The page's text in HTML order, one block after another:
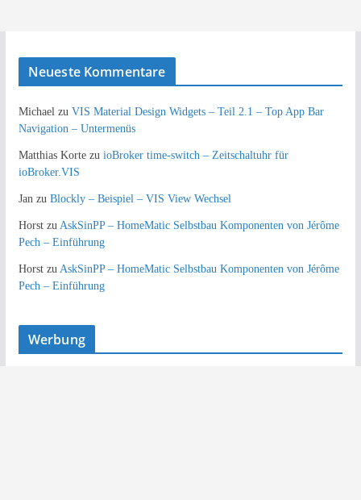
Neueste Kommentare
Michaelzu VIS Material Design Widgets – Teil 2.1 – Top App Bar
Navigation – Untermenüs
Matthias Kortezu ioBroker time-switch – Zeitschaltuhr für
ioBroker.VIS
Janzu Blockly – Beispiel – VIS View Wechsel
Horstzu AskSinPP – HomeMatic Selbstbau Komponenten von Jérôme
Pech – Einführung
Horstzu AskSinPP – HomeMatic Selbstbau Komponenten von Jérôme
Pech – Einführung
Werbung